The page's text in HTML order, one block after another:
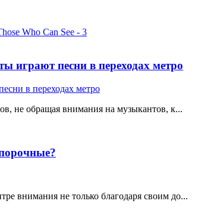
играют песни в переходах метро
не обращая внимания на музыкантов, к...
внимания не только благодаря своим до...